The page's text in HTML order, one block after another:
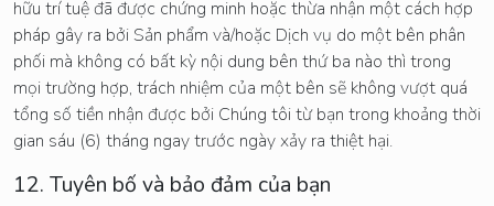
hữu trí tuệ đã được chứng minh hoặc thừa nhận một cách hợp
pháp gây ra bởi Sản phẩm và/hoặc Dịch vụ do một bên phân
phối mà không có bất kỳ nội dung bên thứ ba nào thì trong
mọi trường hợp, trách nhiệm của một bên sẽ không vượt quá
tổng số tiền nhận được bởi Chúng tôi từ bạn trong khoảng thời
gian sáu (6) tháng ngay trước ngày xảy ra thiệt hại.
12. Tuyên bố và bảo đảm của bạn